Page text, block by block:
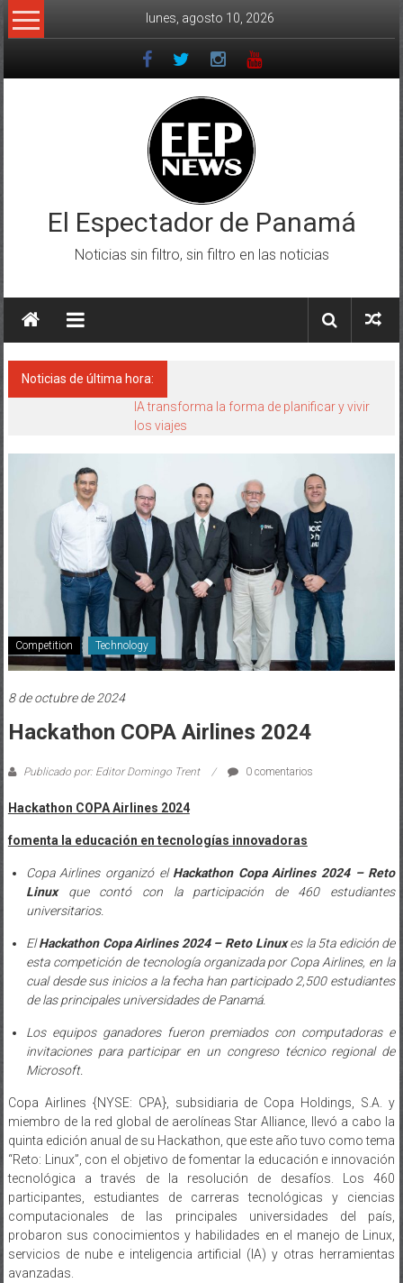
Saltar
al
lunes, agosto 10, 2026
El Espectador de Panamá
Noticias sin filtro, sin filtro en las noticias
Noticias de última hora:
IA transforma la forma de planificar y vivir
los viajes
Competition Technology
8 de octubre de 2024
Hackathon COPA Airlines 2024
Publicado por: Editor Domingo Trent 0 comentarios
Hackathon COPA Airlines 2024
fomenta la educación en tecnologías innovadoras
Copa Airlines organizó el Hackathon Copa Airlines 2024 – Reto
Linuxque contó con la participación de 460 estudiantes
universitarios.
ElHackathon Copa Airlines 2024 – Reto Linuxes la 5ta edición de
esta competición de tecnología organizada por Copa Airlines, en la
cual desde sus inicios a la fecha han participado 2,500 estudiantes
de las principales universidades de Panamá.
Los equipos ganadores fueron premiados con computadoras e
invitaciones para participar en un congreso técnico regional de
Microsoft.
Copa Airlines {NYSE: CPA}, subsidiaria de Copa Holdings, S.A. y
miembro de la red global de aerolíneas Star Alliance, llevó a cabo la
quinta edición anual de su Hackathon, que este año tuvo como tema
“Reto: Linux”, con el objetivo de fomentar la educación e innovación
tecnológica a través de la resolución de desafíos. Los 460
participantes, estudiantes de carreras tecnológicas y ciencias
computacionales de las principales universidades del país,
probaron sus conocimientos y habilidades en el manejo de Linux,
servicios de nube e inteligencia artificial (IA) y otras herramientas
avanzadas.